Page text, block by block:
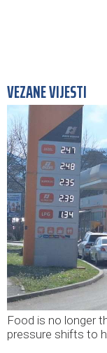
VEZANE VIJESTI
Food is no longer
pressure shifts to